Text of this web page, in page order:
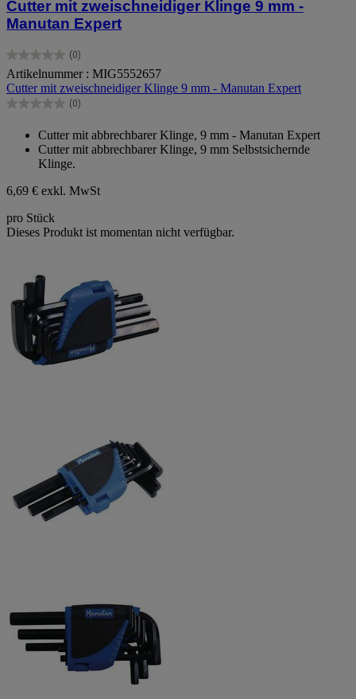
Cutter mit zweischneidiger Klinge 9 mm -
Manutan Expert
(0)
0.0
von
5
Sternen.
Artikelnummer : MIG5552657
Cutter mit zweischneidiger Klinge 9 mm - Manutan Expert
(0)
0.0
Sternen.
Cutter mit abbrechbarer Klinge, 9 mm - Manutan Expert
Cutter mit abbrechbarer Klinge, 9 mm Selbstsichernde
Klinge.
6,69 € exkl. MwSt
pro Stück
Dieses Produkt ist momentan nicht verfügbar.